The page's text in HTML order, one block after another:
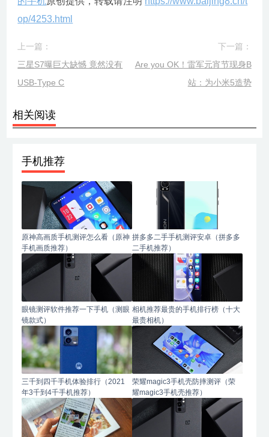
op/4253.html
上一篇：
三星S7曝巨大缺憾 竟然没有
USB-Type C
下一篇：
Are you OK！雷军元宵节现身B
站：为小米5造势
相关阅读
手机推荐
原神高画质手机测评怎么看（原神
手机画质推荐）
拼多多二手手机测评安卓（拼多多
二手机推荐）
眼镜测评软件推荐一下手机（测眼
镜款式）
相机推荐最贵的手机排行榜（十大
最贵相机）
三千到四千手机体验排行（2021
年3千到4千手机推荐）
荣耀magic3手机壳防摔测评（荣
耀magic3手机壳推荐）